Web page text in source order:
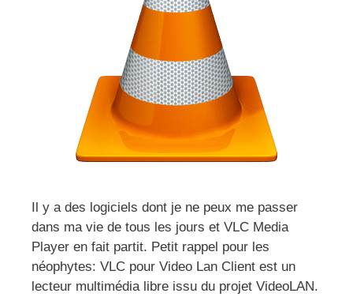
Il y a des logiciels dont je ne peux me passer
dans ma vie de tous les jours et VLC Media
Player en fait partit. Petit rappel pour les
néophytes: VLC pour Video Lan Client est un
lecteur multimédia libre issu du projet VideoLAN.